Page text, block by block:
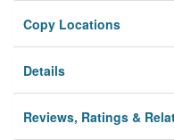
Copy Locations
Details
Reviews, Ratings &